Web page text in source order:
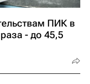
ПИК в
- до 45,5